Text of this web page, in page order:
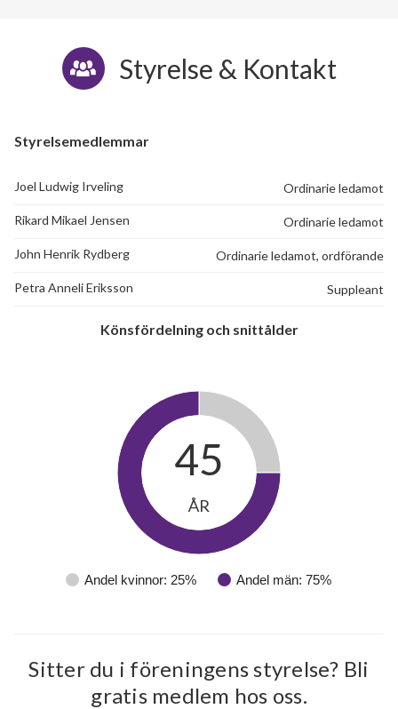
6
lägenheter
Styrelse & Kontakt
Styrelsemedlemmar
Joel Ludwig Irveling Ordinarie ledamot
Rikard Mikael Jensen Ordinarie ledamot
John Henrik Rydberg Ordinarie ledamot, ordförande
Petra Anneli Eriksson Suppleant
Könsfördelning och snittålder
Andel kvinnor: 25% Andel män: 75%
45
ÅR
Sitter du i föreningens styrelse? Bli
gratis medlem hos oss.